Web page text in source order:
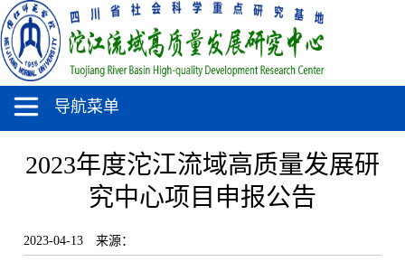
导航菜单
2023年度沱江流域高质量发展研
究中心项目申报公告
2023-04-13 来源：